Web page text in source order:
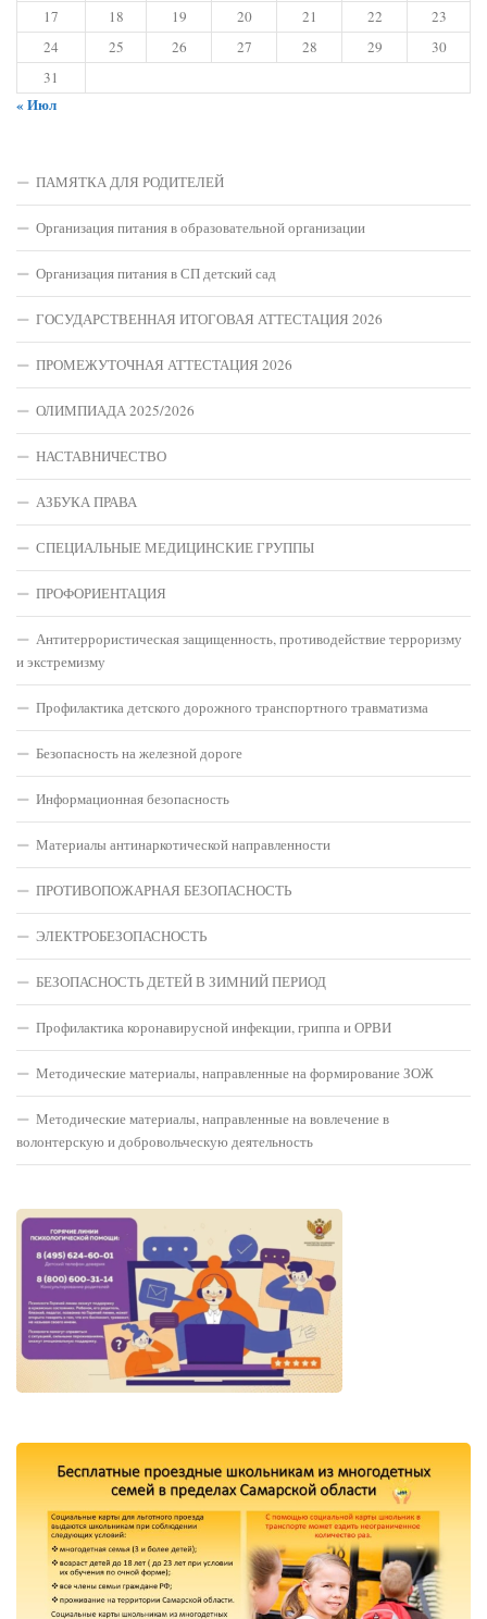
17
18 19 20 21 22
23
24
25 26 27 28 29
30
31
« Июл
ПАМЯТКА ДЛЯ РОДИТЕЛЕЙ
Организация питания в образовательной организации
Организация питания в СП детский сад
ГОСУДАРСТВЕННАЯ ИТОГОВАЯ АТТЕСТАЦИЯ 2026
ПРОМЕЖУТОЧНАЯ АТТЕСТАЦИЯ 2026
ОЛИМПИАДА 2025/2026
НАСТАВНИЧЕСТВО
АЗБУКА ПРАВА
СПЕЦИАЛЬНЫЕ МЕДИЦИНСКИЕ ГРУППЫ
ПРОФОРИЕНТАЦИЯ
Антитеррористическая защищенность, противодействие терроризму
и экстремизму
Профилактика детского дорожного транспортного травматизма
Безопасность на железной дороге
Информационная безопасность
Материалы антинаркотической направленности
ПРОТИВОПОЖАРНАЯ БЕЗОПАСНОСТЬ
ЭЛЕКТРОБЕЗОПАСНОСТЬ
БЕЗОПАСНОСТЬ ДЕТЕЙ В ЗИМНИЙ ПЕРИОД
Профилактика коронавирусной инфекции, гриппа и ОРВИ
Методические материалы, направленные на формирование ЗОЖ
Методические материалы, направленные на вовлечение в
волонтерскую и добровольческую деятельность